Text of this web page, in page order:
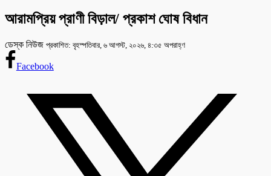
আরামপ্রিয় প্রাণী বিড়াল/ প্রকাশ ঘোষ বিধান
ডেস্ক নিউজ প্রকাশিত: বৃহস্পতিবার, ৬ আগস্ট, ২০২৬, ৪:৩৫ অপরাহ্ণ
Facebook